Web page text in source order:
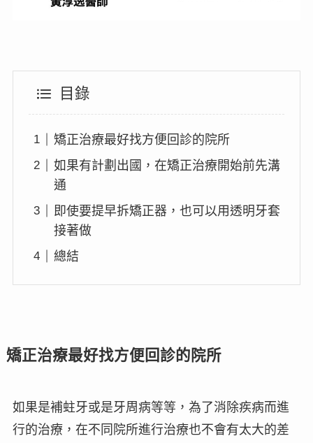
目錄
矯正治療最好找方便回診的院所
如果有計劃出國，在矯正治療開始前先溝
通
即使要提早拆矯正器，也可以用透明牙套
接著做
總結
矯正治療最好找方便回診的院所
如果是補蛀牙或是牙周病等等，為了消除疾病而進
行的治療，在不同院所進行治療也不會有太大的差